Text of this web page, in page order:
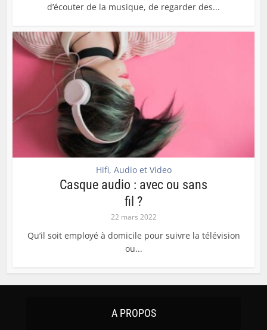
d’écouter de la musique, de regarder des...
Hifi, Audio et Video
Casque audio : avec ou sans
fil ?
22 mars 2022
Qu’il soit employé à domicile pour suivre la télévision
ou...
A PROPOS